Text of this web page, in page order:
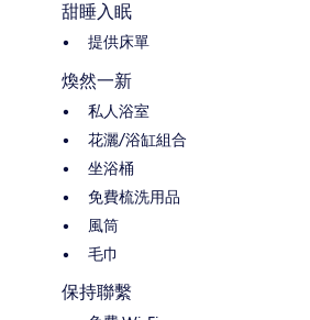
甜睡入眠
提供床單
煥然一新
私人浴室
花灑/浴缸組合
坐浴桶
免費梳洗用品
風筒
毛巾
保持聯繫